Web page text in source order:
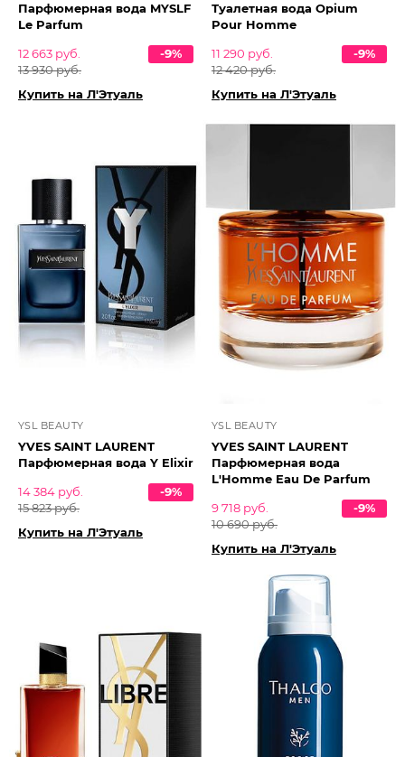
Парфюмерная вода MYSLF
Le Parfum
12 663 руб.
13 930 руб.
-9%
Купить на Л'Этуаль
Туалетная вода Opium
Pour Homme
11 290 руб.
12 420 руб.
-9%
Купить на Л'Этуаль
YSL BEAUTY
YVES SAINT LAURENT
Парфюмерная вода Y Elixir
14 384 руб.
15 823 руб.
-9%
Купить на Л'Этуаль
YSL BEAUTY
YVES SAINT LAURENT
Парфюмерная вода
L'Homme Eau De Parfum
9 718 руб.
10 690 руб.
-9%
Купить на Л'Этуаль